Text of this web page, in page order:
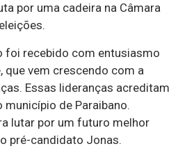
por uma cadeira na Câmara
foi recebido com entusiasmo
que vem crescendo com a
Essas lideranças acreditam
de Paraibano.
lutar por um futuro melhor
pré-candidato Jonas.